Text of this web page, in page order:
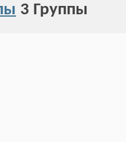
3 Группы